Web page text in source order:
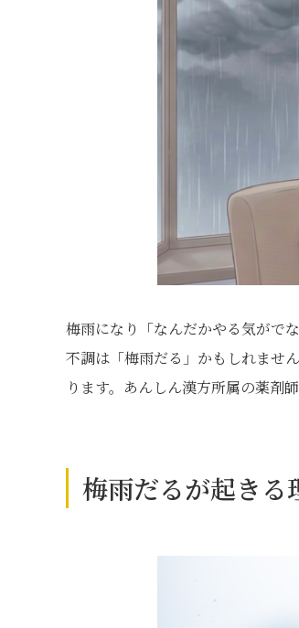
梅雨になり「なんだかやる気がで
不調は「梅雨だる」かもしれませ
ります。あんしん漢方所属の薬剤
梅雨だるが起きる